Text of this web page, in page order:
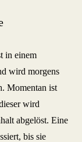
in einem
wird morgens
Momentan ist
wird
abgelöst. Eine
bis sie